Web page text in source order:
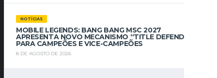
NOTÍCIAS
MOBILE LEGENDS: BANG BANG MSC 2027
APRESENTA NOVO MECANISMO “TITLE DEFENDER”
PARA CAMPEÕES E VICE-CAMPEÕES
8 DE AGOSTO DE 2026